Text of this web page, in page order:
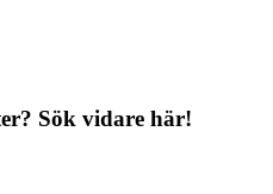
Sök vidare här!